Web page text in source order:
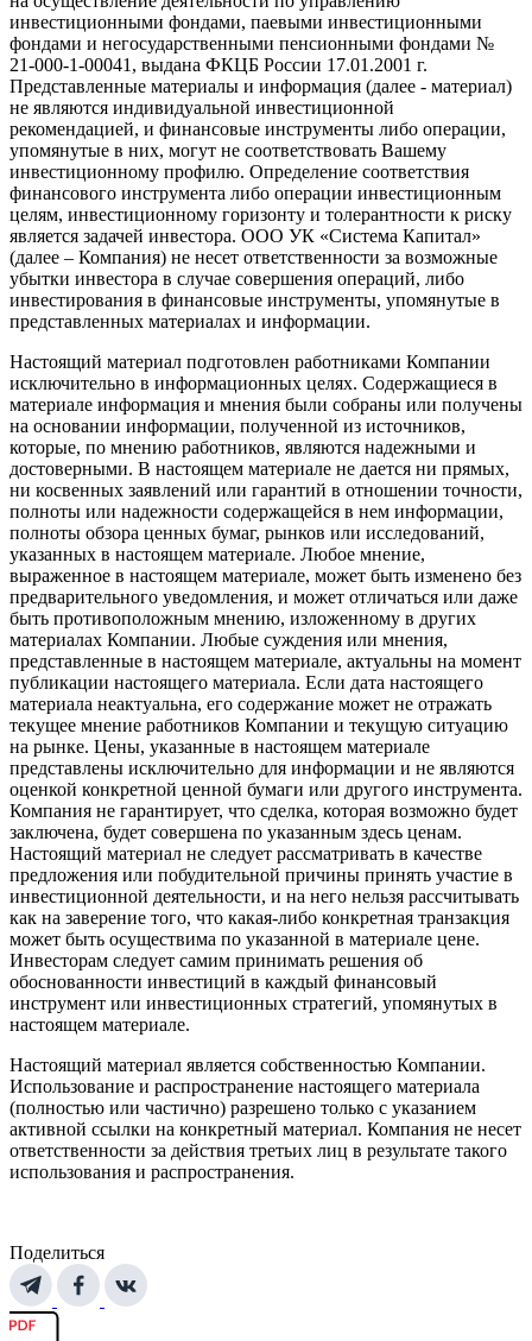
инвестиционными фондами, паевыми инвестиционными
фондами и негосударственными пенсионными фондами №
21-000-1-00041, выдана ФКЦБ России 17.01.2001 г.
Представленные материалы и информация (далее - материал)
не являются индивидуальной инвестиционной
рекомендацией, и финансовые инструменты либо операции,
упомянутые в них, могут не соответствовать Вашему
инвестиционному профилю. Определение соответствия
финансового инструмента либо операции инвестиционным
целям, инвестиционному горизонту и толерантности к риску
является задачей инвестора. ООО УК «Система Капитал»
(далее – Компания) не несет ответственности за возможные
убытки инвестора в случае совершения операций, либо
инвестирования в финансовые инструменты, упомянутые в
представленных материалах и информации.
Настоящий материал подготовлен работниками Компании
исключительно в информационных целях. Содержащиеся в
материале информация и мнения были собраны или получены
на основании информации, полученной из источников,
которые, по мнению работников, являются надежными и
достоверными. В настоящем материале не дается ни прямых,
ни косвенных заявлений или гарантий в отношении точности,
полноты или надежности содержащейся в нем информации,
полноты обзора ценных бумаг, рынков или исследований,
указанных в настоящем материале. Любое мнение,
выраженное в настоящем материале, может быть изменено без
предварительного уведомления, и может отличаться или даже
быть противоположным мнению, изложенному в других
материалах Компании. Любые суждения или мнения,
представленные в настоящем материале, актуальны на момент
публикации настоящего материала. Если дата настоящего
материала неактуальна, его содержание может не отражать
текущее мнение работников Компании и текущую ситуацию
на рынке. Цены, указанные в настоящем материале
представлены исключительно для информации и не являются
оценкой конкретной ценной бумаги или другого инструмента.
Компания не гарантирует, что сделка, которая возможно будет
заключена, будет совершена по указанным здесь ценам.
Настоящий материал не следует рассматривать в качестве
предложения или побудительной причины принять участие в
инвестиционной деятельности, и на него нельзя рассчитывать
как на заверение того, что какая-либо конкретная транзакция
может быть осуществима по указанной в материале цене.
Инвесторам следует самим принимать решения об
обоснованности инвестиций в каждый финансовый
инструмент или инвестиционных стратегий, упомянутых в
настоящем материале.
Настоящий материал является собственностью Компании.
Использование и распространение настоящего материала
(полностью или частично) разрешено только с указанием
активной ссылки на конкретный материал. Компания не несет
ответственности за действия третьих лиц в результате такого
использования и распространения.
Поделиться